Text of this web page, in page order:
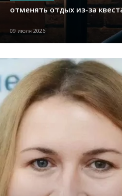
отменять отдых из-за
09 июля 2026